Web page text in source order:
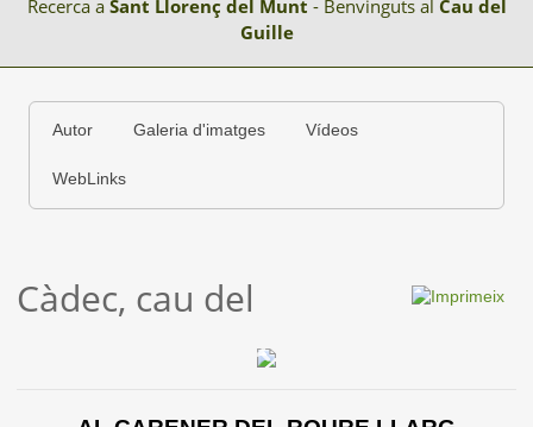
Recerca a Sant Llorenç del Munt - Benvinguts al Cau del
Guille
Autor Galeria d'imatges Vídeos
WebLinks
Càdec, cau del